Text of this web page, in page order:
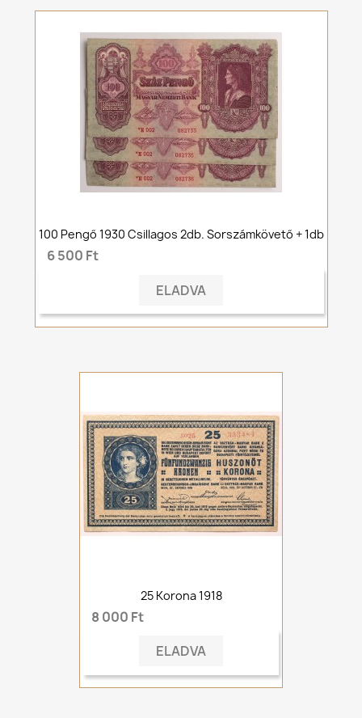
100 Pengő 1930 Csillagos 2db. Sorszámkövető + 1db
6 500 Ft
ELADVA
25 Korona 1918
8 000 Ft
ELADVA